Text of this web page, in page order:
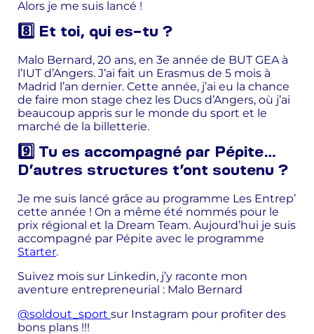
Alors je me suis lancé !
8️⃣ Et toi, qui es-tu ?
Malo Bernard, 20 ans, en 3e année de BUT GEA à
l’IUT d’Angers. J’ai fait un Erasmus de 5 mois à
Madrid l’an dernier. Cette année, j’ai eu la chance
de faire mon stage chez les Ducs d’Angers, où j’ai
beaucoup appris sur le monde du sport et le
marché de la billetterie.
9️⃣ Tu es accompagné par Pépite…
D’autres structures t’ont soutenu ?
Je me suis lancé grâce au programme Les Entrep’
cette année ! On a même été nommés pour le
prix régional et la Dream Team. Aujourd’hui je suis
accompagné par Pépite avec le programme
Starter.
Suivez mois sur Linkedin, j’y raconte mon
aventure entrepreneurial : Malo Bernard
@soldout_sport sur Instagram pour profiter des
bons plans !!!